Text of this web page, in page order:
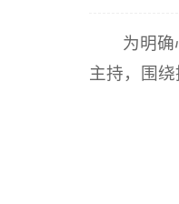
为明
主持，围绕